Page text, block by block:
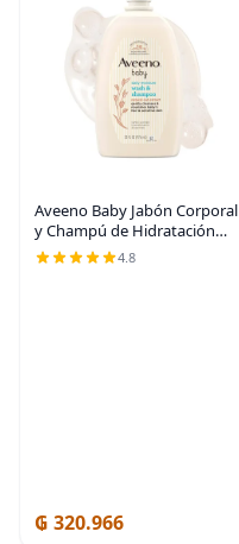
Aveeno Baby Jabón Corporal
y Champú de Hidratación
Diaria con Extracto de Avena,
Hipoalergénico, Sin Lágrimas,
4.8
₲ 320.966